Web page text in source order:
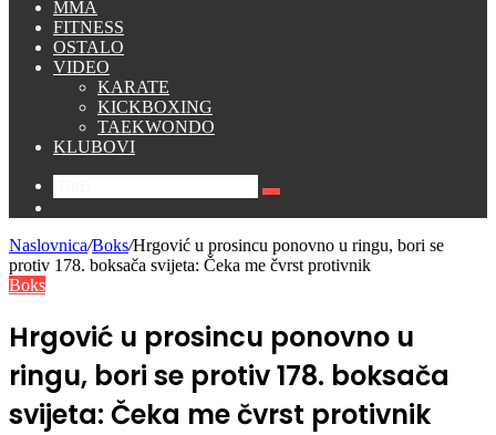
MMA
FITNESS
OSTALO
VIDEO
KARATE
KICKBOXING
TAEKWONDO
KLUBOVI
Traži
Naslovnica/Boks/Hrgović u prosincu ponovno u ringu, bori se
protiv 178. boksača svijeta: Čeka me čvrst protivnik
Boks
Hrgović u prosincu ponovno u
ringu, bori se protiv 178. boksača
svijeta: Čeka me čvrst protivnik